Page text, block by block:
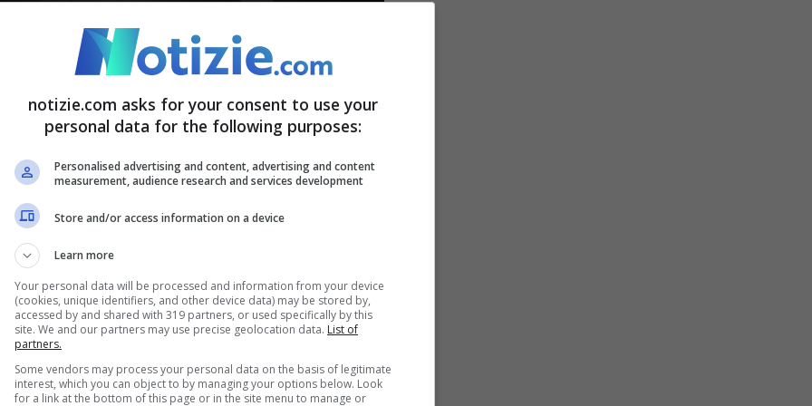
ritrovati a gestire una situazione rara e
rapidissimo.L’azienda di trasporti ha
speciale per celebrare la nascita di quello
pubblici STIB per tutta la vita. L’azienda,
nuova stella del loro firmamento
mai“.
notizie.com asks for your consent to use your
personal data for the following purposes:
Personalised advertising and content, advertising and content
measurement, audience research and services development
Store and/or access information on a device
Learn more
Your personal data will be processed and information from your device
(cookies, unique identifiers, and other device data) may be stored by,
accessed by and shared with 319 partners, or used specifically by this
site. We and our partners may use precise geolocation data. List of
partners.
Some vendors may process your personal data on the basis of legitimate
interest, which you can object to by managing your options below. Look
for a link at the bottom of this page or in the site menu to manage or